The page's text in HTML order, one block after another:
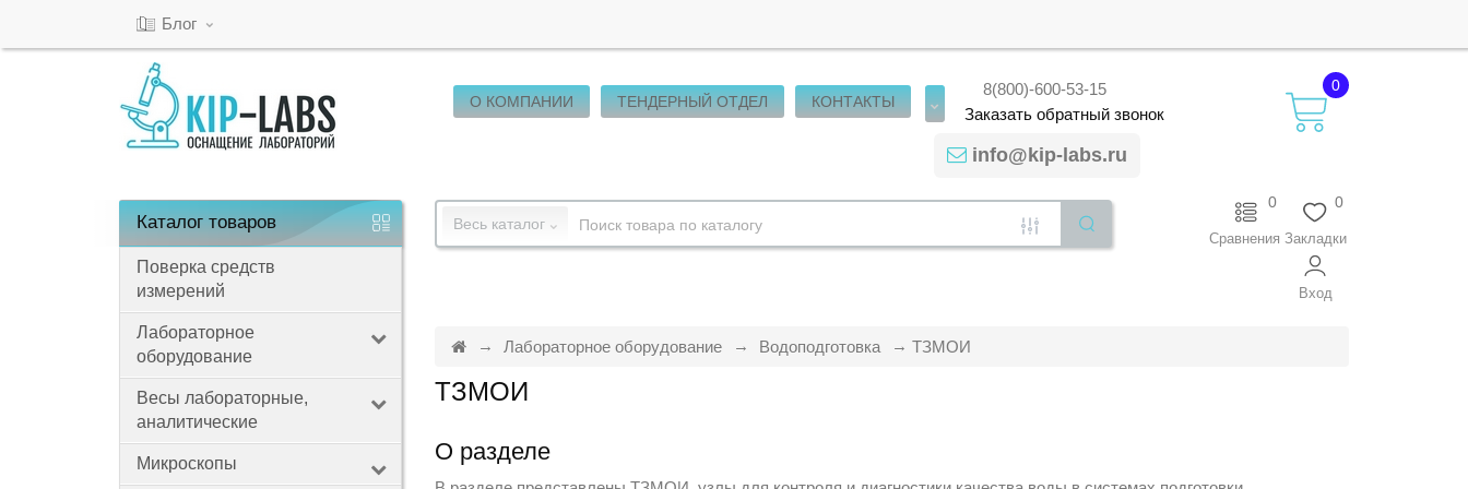
Блог
О КОМПАНИИ ТЕНДЕРНЫЙ ОТДЕЛ КОНТАКТЫ
8(800)-600-53-15
Заказатьобратныйзвонок
info@kip-labs.ru
0
Каталогтоваров
Поверка средств
измерений
Лабораторное
оборудование
Весы лабораторные,
аналитические
Микроскопы
Весь каталог
0
Закладки
0
Сравнения
Вход
Лабораторное оборудование Водоподготовка ТЗМОИ
ТЗМОИ
О разделе